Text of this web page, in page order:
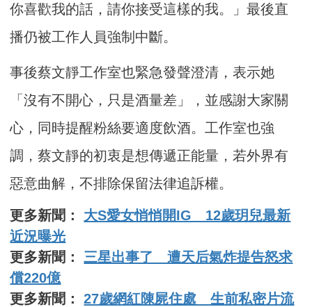
你喜歡我的話，請你接受這樣的我。」最後直
播仍被工作人員強制中斷。
事後蔡文靜工作室也緊急發聲澄清，表示她
「沒有不開心，只是酒量差」，並感謝大家關
心，同時提醒粉絲要適度飲酒。工作室也強
調，蔡文靜的初衷是想傳遞正能量，若外界有
惡意曲解，不排除保留法律追訴權。
更多新聞： 大S愛女悄悄開IG 12歲玥兒最新
近況曝光
更多新聞： 三星出事了 遭天后氣炸提告怒求
償220億
更多新聞：27歲網紅陳屍住處 生前私密片流